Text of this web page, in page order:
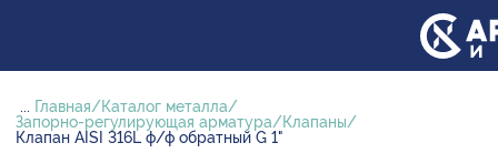
... Главная
Каталог металла
Запорно-регулирующая арматура
Клапаны
Клапан AISI 316L ф/ф обратный G 1"